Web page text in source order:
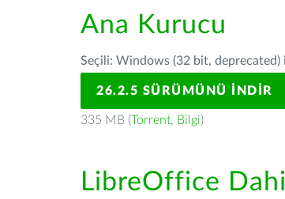
Ana Kurucu
Seçili: Windows (32 bit,
26.2.5 SÜRÜMÜNÜ İNDIR
335 MB (Torrent, Bilgi)
LibreOffice